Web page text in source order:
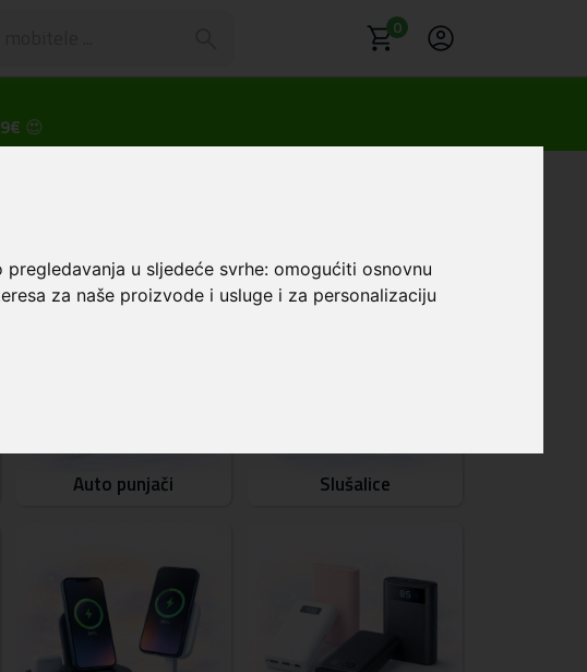
u sljedeće svrhe:omogućiti osnovnu
za naše proizvode i usluge i za personalizaciju
0
😍
Auto punjači Slušalice